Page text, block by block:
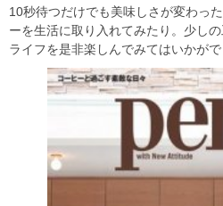
10秒待つだけでも美味しさが変わっ
ーを生活に取り入れてみたり。少し
ライフを是非楽しんでみてはいかがで